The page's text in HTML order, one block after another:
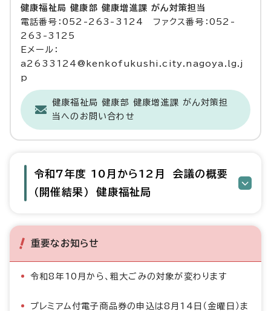
健康福祉局 健康部 健康増進課 がん対策担当
電話番号：052-263-3124 ファクス番号：052-
263-3125
Eメール：
a2633124@kenkofukushi.city.nagoya.lg.j
p
健康福祉局 健康部 健康増進課 がん対策担
当へのお問い合わせ
令和7年度 10月から12月 会議の概要
（開催結果） 健康福祉局
重要なお知らせ
令和8年10月から、粗大ごみの対象が変わります
プレミアム付電子商品券の申込は8月14日（金曜日）ま